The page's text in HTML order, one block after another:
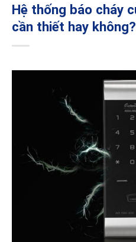
Hệ thống báo cháy
cần thiết hay không?